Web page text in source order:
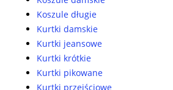
Koszule długie
Kurtki damskie
Kurtki jeansowe
Kurtki krótkie
Kurtki pikowane
Kurtki przejściowe